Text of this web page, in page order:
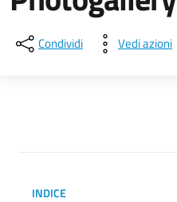
Condividi Vedi azioni
INDICE